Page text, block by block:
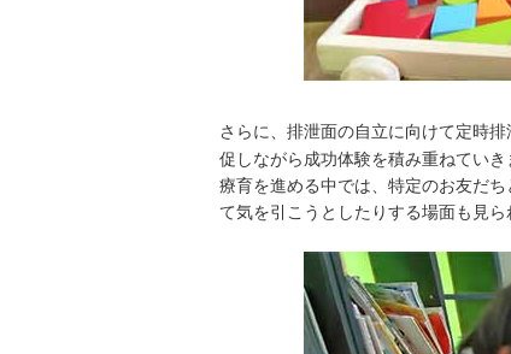
さらに、排泄面の自立に向けて定時
促しながら成功体験を積み重ねていき
療育を進める中では、特定のお友だ
て気を引こうとしたりする場面も見ら